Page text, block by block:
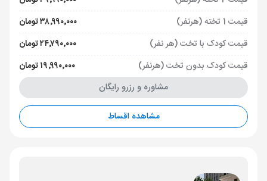
قیمت 1 تخته (هرنفر)
۳۸٬۹۹۰٬۰۰۰ تومان
قیمت کودک با تخت (هر نفر)
۲۴٬۷۹۰٬۰۰۰ تومان
قیمت کودک بدون تخت (هرنفر)
۱۹٬۹۹۰٬۰۰۰ تومان
مشاوره و رزرو رایگان
مشاهده اقساط